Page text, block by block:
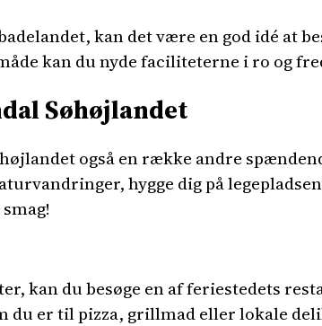
kan det være en god idé at
kan du nyde faciliteterne i ro og
Søhøjlandet
også en række andre
hygge dig på
kan du besøge en af feriestedets
du er til pizza, grillmad eller lokale